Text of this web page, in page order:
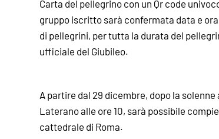
Carta del pellegrino con un Qr code
gruppo iscritto sarà confermata data e
di pellegrini, per tutta la durata del
ufficiale del Giubileo.
A partire dal 29 dicembre, dopo la
Laterano alle ore 10, sarà possibile
cattedrale di Roma.